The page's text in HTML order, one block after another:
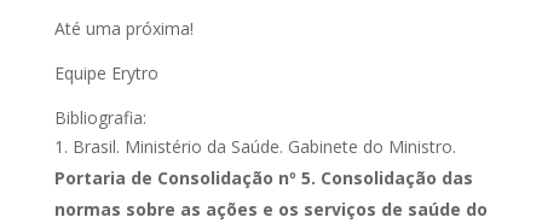
Até uma próxima!
Equipe Erytro
Bibliografia:
Brasil. Ministério da Saúde. Gabinete do Ministro.
Portaria de Consolidação nº 5. Consolidação das
normas sobre as ações e os serviços de saúde do